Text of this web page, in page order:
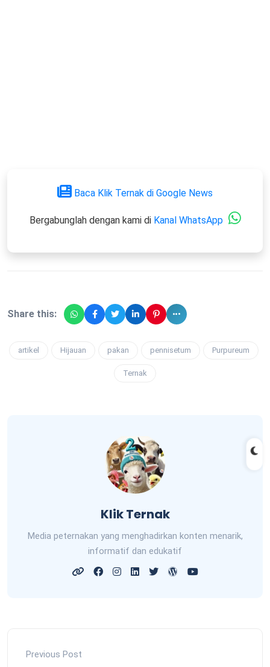
Baca Klik Ternak di Google News
Bergabunglah dengan kami di Kanal WhatsApp
Share this:
artikel Hijauan pakan pennisetum Purpureum
Ternak
Klik Ternak
Media peternakan yang menghadirkan konten menarik,
informatif dan edukatif
Previous Post